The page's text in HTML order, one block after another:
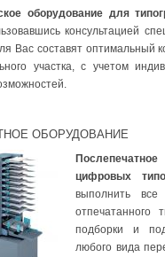
оборудование для
консультацией
Вас составят оптимальный
участка, с учетом
ОБОРУДОВАНИЕ
цифровых
выполнить все
отпечатанного
подборки и
любого вида